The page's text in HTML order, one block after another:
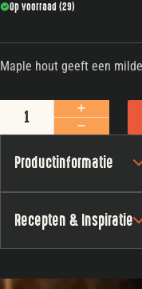
Op voorraad (29)
Maple hout geeft een
Chunks Maple/Esdoorn (per
Productinformatie
Recepten & Inspiratie